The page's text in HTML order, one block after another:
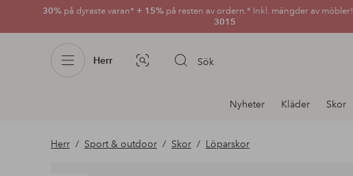
30% på dyraste varan* + 15% på resten av ordern.* Inkl. mängder av möbler!
3015
Herr Bildsök Sök
navigation
Nyheter Kläder Skor
Herr Sport & outdoor Skor Löparskor